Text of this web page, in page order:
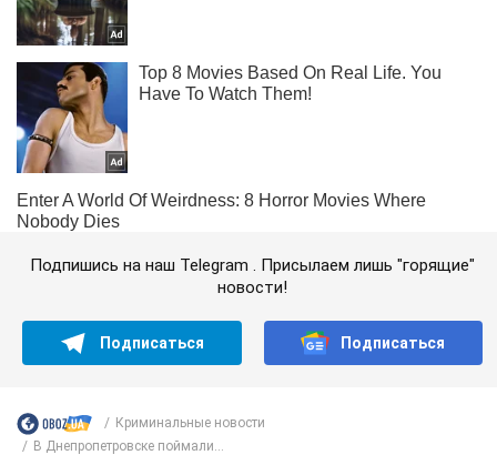
Подпишись на наш Telegram . Присылаем лишь "горящие"
новости!
Подписаться Подписаться
Криминальные новости
В Днепропетровске поймали...